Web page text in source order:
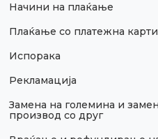
Начини на плаќање
Плаќање со платежна
Испорака
Рекламација
Замена на големина и
производ со друг